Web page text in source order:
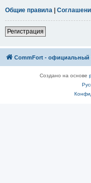
Общие правила |
Регистрация
CommFort - официальный
Создано на основе